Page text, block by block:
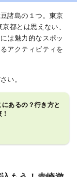
諸島の１つ。東京
都とは思えない、
は魅力的なスポッ
アクティビティを
い。
あるの？行き方と